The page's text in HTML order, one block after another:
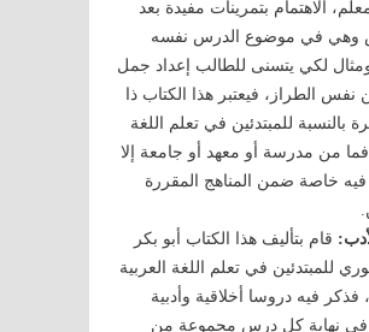
الاهتمام بتمرينات مفيدة بعد
في موضوع الدرس نفسه
لكي يتسنى للطالب إعداد جمل
نفس الطراز، فيعتبر هذا الكتاب ذا
بالنسبة للمبتدئين في تعلم اللغة
فما من مدرسة أو معهد أو جامعة إلا
خاصة ضمن المناهج المقررة
قام بتأليف هذا الكتاب أبو بكر
للمبتدئين في تعلم اللغة العربية
فذكر فيه دروسا أخلاقية وأدبية
نهاية كل درس مجموعة من